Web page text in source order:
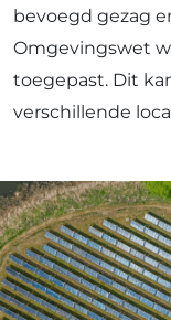
bevoegd gezag
Omgevingswet
toegepast. Dit
verschillende